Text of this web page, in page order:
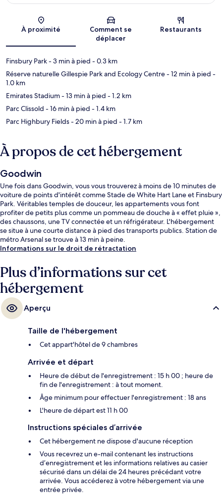
Carte
À proximité
Comment se
déplacer
Restaurants
Finsbury Park- 3 min à pied - 0.3 km
Réserve naturelle Gillespie Park and Ecology Centre- 12 min à pied -
1.0 km
Emirates Stadium- 13 min à pied - 1.2 km
Parc Clissold - 16 min à pied - 1.4 km
Parc Highbury Fields- 20 min à pied - 1.7 km
À propos de cet hébergement
Goodwin
Une fois dans Goodwin, vous vous trouverez à moins de 10 minutes de
voiture de points d'intérêt comme Stade de White Hart Lane et Finsbury
Park. Véritables temples de douceur, les appartements vous font
profiter de petits plus comme un pommeau de douche à « effet pluie »,
des chaussons, une TV connectée et un réfrigérateur. L'hébergement
se situe à une courte distance à pied des transports publics. Station de
métro Arsenal se trouve à 13 min à peine.
Informations sur le droit de rétractation
Plus d’informations sur cet
hébergement
Aperçu
Taille de l'hébergement
Cet appart'hôtel de 9 chambres
Arrivée et départ
Heure de début de l'enregistrement : 15 h 00 ; heure de
fin de l'enregistrement : à tout moment.
Âge minimum pour effectuer l'enregistrement : 18 ans
L'heure de départ est 11 h 00
Instructions spéciales d’arrivée
Cet hébergement ne dispose d'aucune réception
Vous recevrez un e-mail contenant les instructions
d’enregistrement et les informations relatives au casier
sécurisé dans un délai de 24 heures précédant votre
arrivée. Vous accéderez à votre hébergement via une
entrée privée.